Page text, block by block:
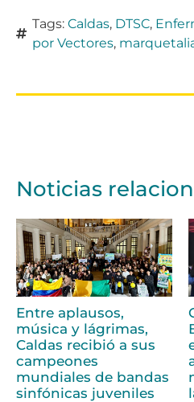
Tags: Caldas, DTSC,
por Vectores,
Noticias
Entre aplausos,
música y lágrimas,
Caldas recibió a sus
campeones
mundiales de bandas
sinfónicas juveniles